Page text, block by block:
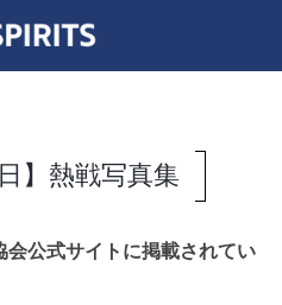
】熱戦写真集
公式サイトに掲載されてい